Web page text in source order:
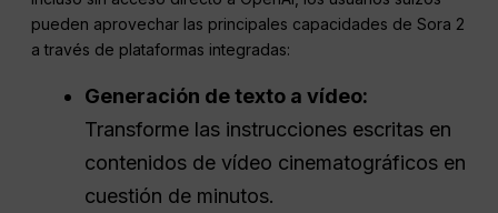
pueden aprovechar las principales capacidades de Sora 2
a través de plataformas integradas:
Generación de texto a vídeo:
Transforme las instrucciones escritas en
contenidos de vídeo cinematográficos en
cuestión de minutos.